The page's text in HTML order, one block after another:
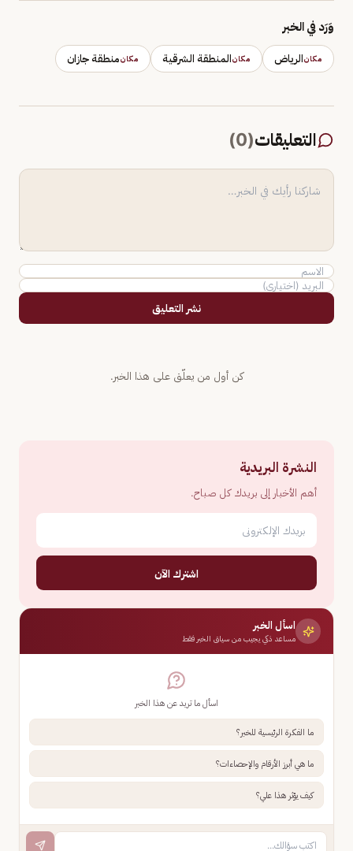
وَرَد في الخبر
مكانالرياض مكانالمنطقة الشرقية مكانمنطقة جازان
التعليقات(
0
)
نشر التعليق
كن أول من يعلّق على هذا الخبر.
النشرة البريدية
أهم الأخبار إلى بريدك كل صباح.
اشترك الآن
اسأل الخبر
مساعد ذكي يجيب من سياق الخبر فقط
اسأل ما تريد عن هذا الخبر
ما الفكرة الرئيسية للخبر؟
ما هي أبرز الأرقام والإحصاءات؟
كيف يؤثر هذا علي؟